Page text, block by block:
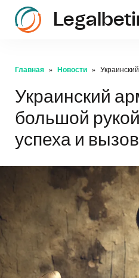
Главная Новости
Украинский
большой
успеха и